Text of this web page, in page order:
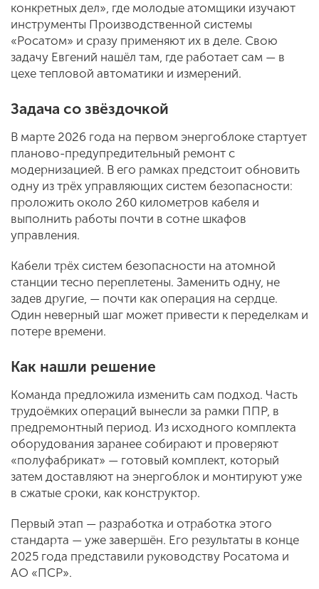
конкретных дел», где молодые атомщики изучают
инструменты Производственной системы
«Росатом» и сразу применяют их в деле. Свою
задачу Евгений нашёл там, где работает сам — в
цехе тепловой автоматики и измерений.
Задача со звёздочкой
В марте 2026 года на первом энергоблоке стартует
планово-предупредительный ремонт с
модернизацией. В его рамках предстоит обновить
одну из трёх управляющих систем безопасности:
проложить около 260 километров кабеля и
выполнить работы почти в сотне шкафов
управления.
Кабели трёх систем безопасности на атомной
станции тесно переплетены. Заменить одну, не
задев другие, — почти как операция на сердце.
Один неверный шаг может привести к переделкам и
потере времени.
Как нашли решение
Команда предложила изменить сам подход. Часть
трудоёмких операций вынесли за рамки ППР, в
предремонтный период. Из исходного комплекта
оборудования заранее собирают и проверяют
«полуфабрикат» — готовый комплект, который
затем доставляют на энергоблок и монтируют уже
в сжатые сроки, как конструктор.
Первый этап — разработка и отработка этого
стандарта — уже завершён. Его результаты в конце
2025 года представили руководству Росатома и
АО «ПСР».